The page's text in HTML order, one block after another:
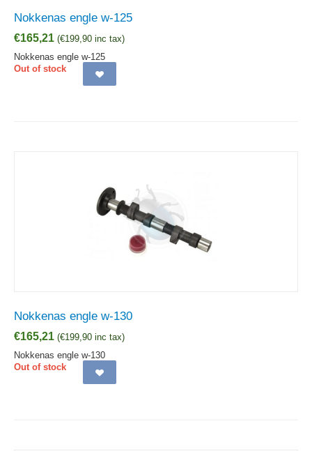
Nokkenas engle w-125
€165,21 (€199,90 inc tax)
Nokkenas engle w-125
Out of stock
Nokkenas engle w-130
€165,21 (€199,90 inc tax)
Nokkenas engle w-130
Out of stock